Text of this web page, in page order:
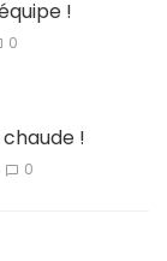
!
0
!
0